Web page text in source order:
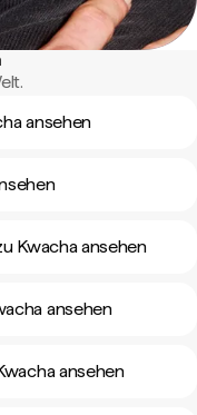
ansehen
Kwacha ansehen
ansehen
ansehen